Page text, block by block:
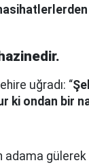
uğradı: “
ki ondan bir
adama